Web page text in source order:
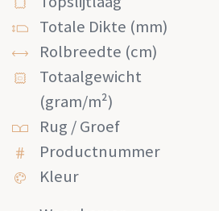
Totale Dikte (mm)
Rolbreedte (cm)
Totaalgewicht
(gram/m²)
Rug / Groef
Productnummer
Kleur